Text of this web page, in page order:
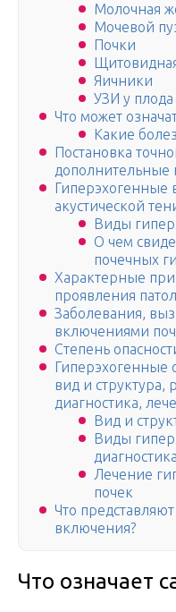
Молочная
Мочевой
Почки
Яичники
УЗИ у плода
Что может
Какие
Постановка
дополнительные
Гиперэхогенные
акустической
Виды
О чем
почечных
Характерные
проявления
Заболевания,
включениями
Степень
Гиперэхогенные
вид и структура,
диагностика,
Вид и
Виды
диагностика
Лечение
почек
Что
включения?
Что означает